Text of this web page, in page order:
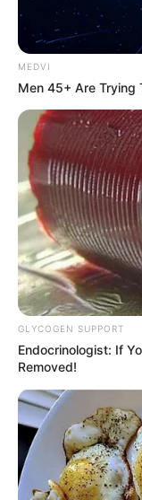
MEDVI
Men 45+ Are Trying
GLYCOGEN SUPPORT
Endocrinologist: If
Removed!